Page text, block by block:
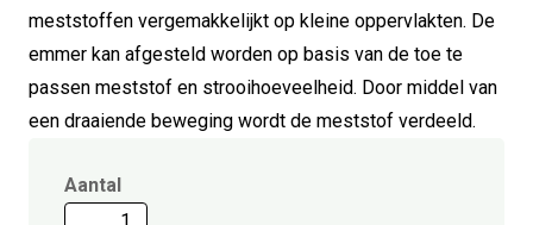
meststoffen vergemakkelijkt op kleine oppervlakten. De
emmer kan afgesteld worden op basis van de toe te
passen meststof en strooihoeveelheid. Door middel van
een draaiende beweging wordt de meststof verdeeld.
Aantal